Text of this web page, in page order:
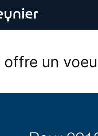
offre un voeu